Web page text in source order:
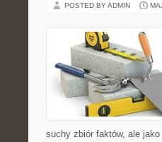
POSTED BY ADMIN
suchy zbiór faktów, ale